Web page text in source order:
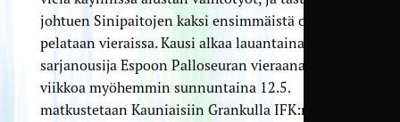
johtuen Sinipaitojen kaksi ensimmäistä ottelua
pelataan vieraissa. Kausi alkaa lauantaina 4.5.
sarjanousija Espoon Palloseuran vieraana ja
viikkoa myöhemmin sunnuntaina 12.5.
matkustetaan Kauniaisiin Grankulla IFK:n